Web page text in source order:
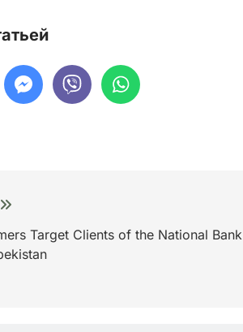
Target Clients of the National Bank